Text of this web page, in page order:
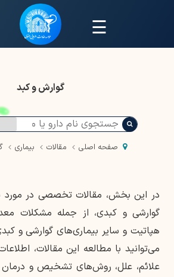
☰
گوارش و کبد
صفحه اصلی مقالات بیماری
در این بخش، مقالات تخصصی در مورد
گوارشی و کبدی، از جمله مشکلات
هپاتیت و سایر بیماری‌های گوارشی و
می‌توانید با مطالعه این مقالات،
علائم، علل، روش‌های تشخیص و